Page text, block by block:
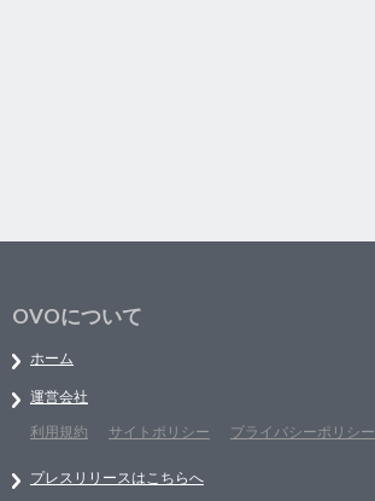
OVOについて
ホーム
運営会社
利用規約
サイトポリシー プライバシーポリシー
プレスリリースはこちらへ